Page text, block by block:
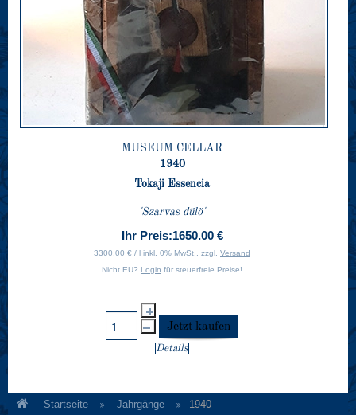
MUSEUM CELLAR
1940
Tokaji Essencia
'Szarvas dülö'
Ihr Preis:1650.00 €
3300.00 € / l inkl. 0% MwSt., zzgl. Versand
Nicht EU? Login für steuerfreie Preise!
Details
Startseite Jahrgänge 1940